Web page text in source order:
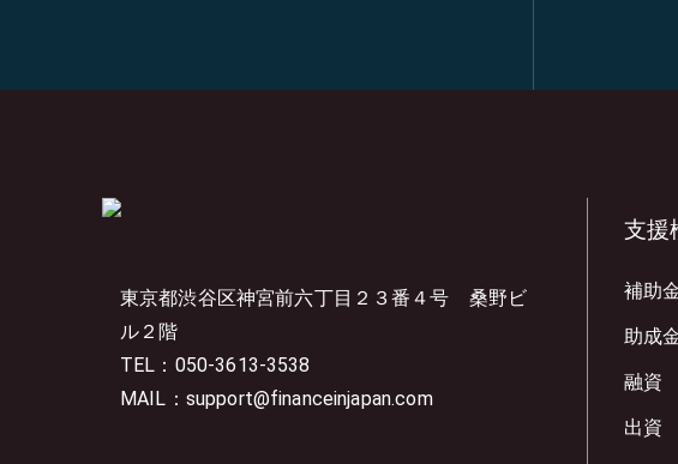
東京都渋谷区神宮前六丁目２３番４号 桑野ビ
ル２階
TEL：050-3613-3538
MAIL：support@financeinjapan.com
支援
補助
助成
融資
出資